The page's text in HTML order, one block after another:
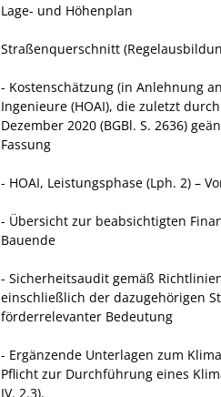
Lage- und Höhenplan
Straßenquerschnitt
- Kostenschätzung (in Anlehnung
Ingenieure (HOAI), die zuletzt
Dezember 2020 (BGBl. S. 2636)
Fassung
- HOAI, Leistungsphase (Lph. 2) –
- Übersicht zur beabsichtigten
Bauende
- Sicherheitsaudit gemäß
einschließlich der dazugehörigen
förderrelevanter Bedeutung
- Ergänzende Unterlagen zum
Pflicht zur Durchführung eines
IV. 2.3).